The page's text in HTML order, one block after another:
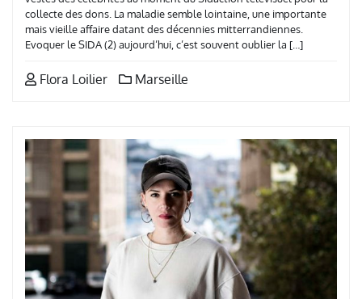
collecte des dons. La maladie semble lointaine, une importante
mais vieille affaire datant des décennies mitterrandiennes.
Evoquer le SIDA (2) aujourd’hui, c’est souvent oublier la […]
Flora Loilier Marseille